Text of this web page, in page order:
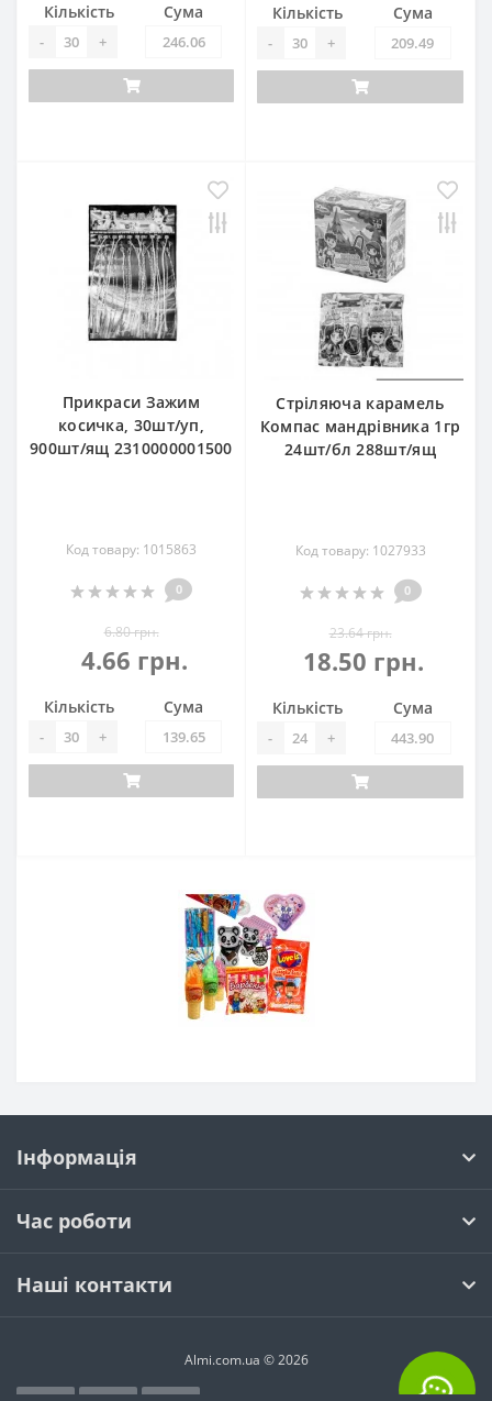
Кількість
- +
Сума Кількість
- +
Сума
Прикраси Зажим
косичка, 30шт/уп,
900шт/ящ 2310000001500
Код товару: 1015863
0
6.80 грн.
4.66 грн.
Кількість
- +
Сума
Стріляюча карамель
Компас мандрівника 1гр
24шт/бл 288шт/ящ
Код товару: 1027933
0
23.64 грн.
18.50 грн.
Кількість
- +
Сума
Інформація
Час роботи
Наші контакти
Almi.com.ua © 2026